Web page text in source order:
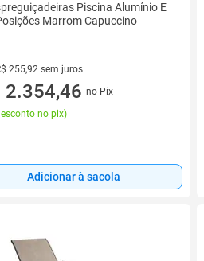
Piscina Alumínio E
Marrom Capuccino
255,92 sem juros
R$ 255,92 sem juros
2.354,46 no Pix
no pix)
Adicionar à sacola